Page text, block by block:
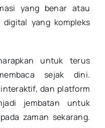
yang benar atau
yang kompleks
untuk terus
sejak dini.
dan platform
jembatan untuk
zaman sekarang.